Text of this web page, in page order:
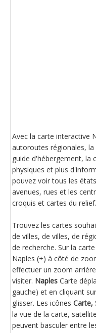
Avec la carte interactive
autoroutes régionales,
guide d'hébergement, la
physiques et plus
pouvez voir tous les
avenues, rues et les
croquis et cartes du relief.
Trouvez les cartes
de villes, de villes, de
de recherche. Sur la
Naples (+) à côté de
effectuer un zoom
visiter. Naples Carte
gauche) et en cliquant
glisser. Les icônes Carte,
la vue de la carte,
peuvent basculer entre